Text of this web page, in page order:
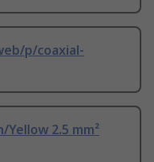
p/coaxial-
Yellow 2.5 mm²